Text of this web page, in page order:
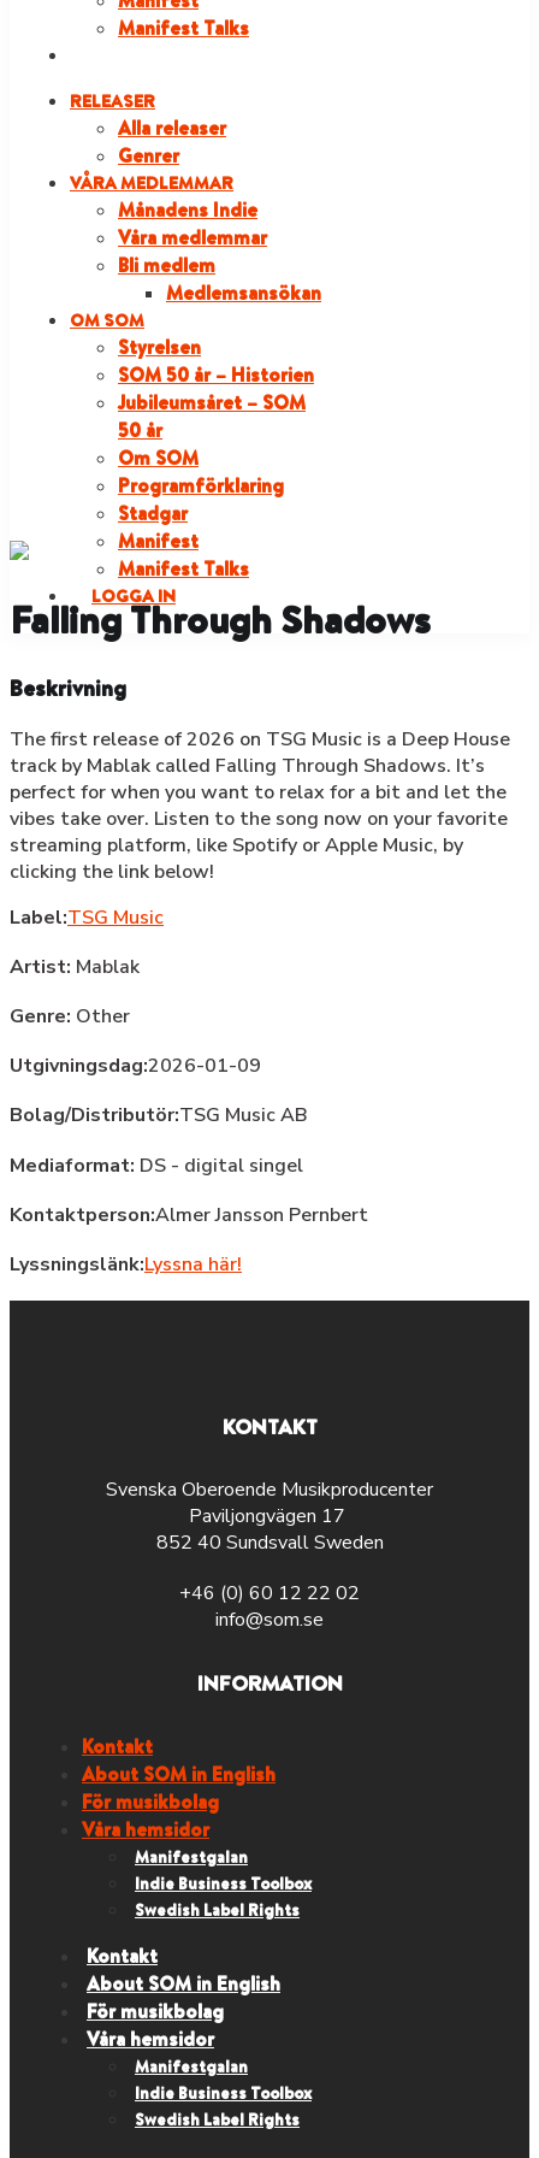
Manifest Talks
RELEASER
Alla releaser
Genrer
VÅRA MEDLEMMAR
Månadens Indie
Våra medlemmar
Bli medlem
Medlemsansökan
OM SOM
Styrelsen
SOM 50 år – Historien
Jubileumsåret – SOM
50 år
Om SOM
Programförklaring
Stadgar
Manifest
Manifest Talks
LOGGA IN
Falling Through Shadows
Beskrivning
The first release of 2026 on TSG Music is a Deep House
track by Mablak called Falling Through Shadows. It’s
perfect for when you want to relax for a bit and let the
vibes take over. Listen to the song now on your favorite
streaming platform, like Spotify or Apple Music, by
clicking the link below!
Label:TSG Music
Artist: Mablak
Genre: Other
Utgivningsdag:2026-01-09
Bolag/Distributör:TSG Music AB
Mediaformat: DS - digital singel
Kontaktperson:Almer Jansson Pernbert
Lyssningslänk:Lyssna här!
KONTAKT
Svenska Oberoende Musikproducenter
Paviljongvägen 17
852 40 Sundsvall Sweden
+46 (0) 60 12 22 02
info@som.se
INFORMATION
Kontakt
About SOM in English
För musikbolag
Våra hemsidor
Manifestgalan
Indie Business Toolbox
Swedish Label Rights
Kontakt
About SOM in English
För musikbolag
Våra hemsidor
Manifestgalan
Indie Business Toolbox
Swedish Label Rights